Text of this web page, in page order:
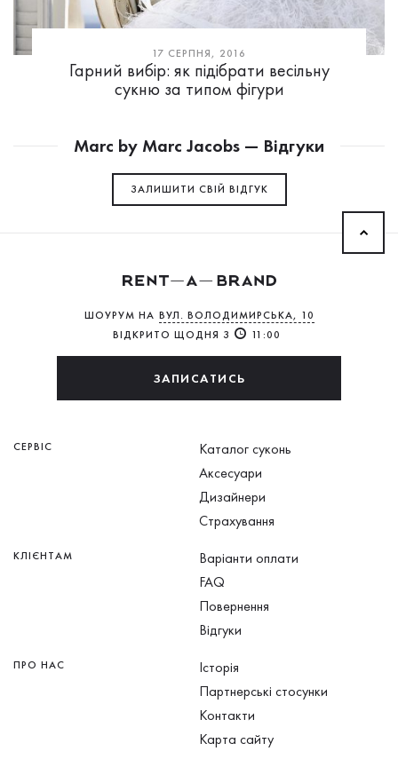
17 СЕРПНЯ, 2016
Гарний вибір: як підібрати весільну
сукню за типом фігури
Marc by Marc Jacobs — Відгуки
ЗАЛИШИТИ СВIЙ ВІДГУК
ШОУРУМ НА ВУЛ. ВОЛОДИМИРСЬКА, 10
ВІДКРИТО ЩОДНЯ З
11:00
ЗАПИСАТИСЬ
СЕРВІС
Каталог суконь
Аксесуари
Дизайнери
Страхування
КЛІЄНТАМ
Варіанти оплати
FAQ
Повернення
Відгуки
ПРО НАС
Історія
Партнерські стосунки
Контакти
Карта сайту